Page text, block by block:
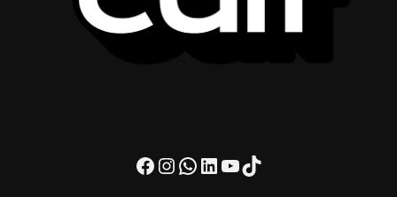
Facebook
Instagram
WhatsApp
LinkedIn
Youtube
TikTok